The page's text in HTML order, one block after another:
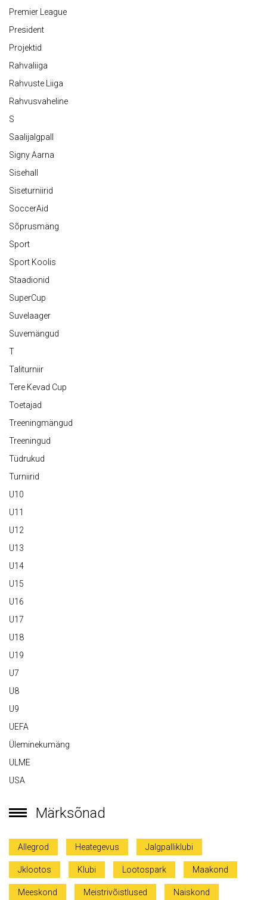
Premier League
President
Projektid
Rahvaliiga
Rahvuste Liiga
Rahvusvaheline
S
Saalijalgpall
Signy Aarna
Sisehall
Siseturniirid
SoccerAid
Sõprusmäng
Sport
Sport Koolis
Staadionid
SuperCup
Suvelaager
Suvemängud
T
Taliturniir
Tere Kevad Cup
Toetajad
Treeningmängud
Treeningud
Tüdrukud
Turniirid
U10
U11
U12
U13
U14
U15
U16
U17
U18
U19
U7
U8
U9
UEFA
Üleminekumäng
ULME
USA
Märksõnad
Allegrod Heategevus Jalgpalliklubi
Jklootos Klubi Lootospark Maakond
Meeskond Meistrivõistlused Naiskond